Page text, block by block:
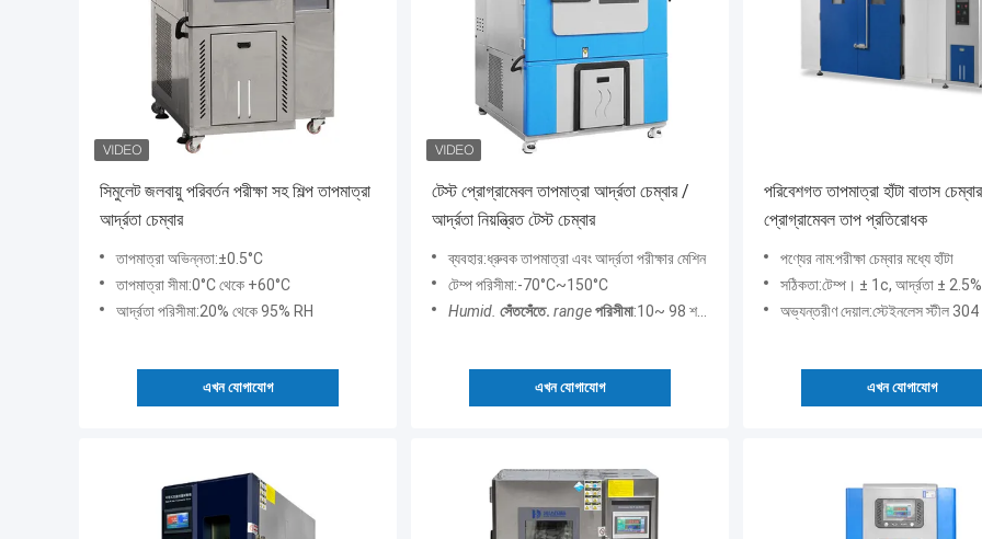
সিমুলেট জলবায়ু পরিবর্তন পরীক্ষা সহ শিল্প তাপমাত্রা
আর্দ্রতা চেম্বার
তাপমাত্রা অভিন্নতা:±0.5°C
তাপমাত্রা সীমা:0°C থেকে +60°C
আর্দ্রতা পরিসীমা:20% থেকে 95% RH
এখন যোগাযোগ
টেস্ট প্রোগ্রামেবল তাপমাত্রা আর্দ্রতা চেম্বার /
আর্দ্রতা নিয়ন্ত্রিত টেস্ট চেম্বার
ব্যবহার:ধ্রুবক তাপমাত্রা এবং আর্দ্রতা পরীক্ষার মেশিন
টেম্প পরিসীমা:-70°C~150°C
Humid. সেঁতসেঁতে. rangeপরিসীমা:10~ 98 শতাংশ RH
এখন যোগাযোগ
পরিবেশগত তাপমাত্রা হাঁটা বাতাস চেম্বার
প্রোগ্রামেবল তাপ প্রতিরোধক
পণ্যের নাম:পরীক্ষা চেম্বার মধ্যে হাঁটা
সঠিকতা:টেম্প। ± 1c, আর্দ্রতা ±
অভ্যন্তরীণ দেয়াল:স্টেইনলেস স্টীল 304
এখন যোগাযোগ